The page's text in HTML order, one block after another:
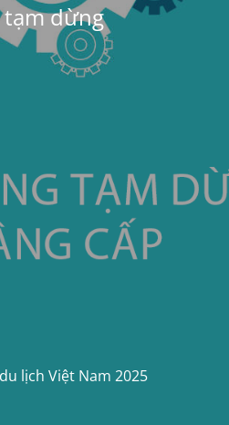
dừng
lịch Việt Nam 2025